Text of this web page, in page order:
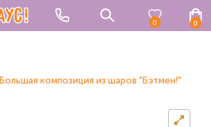
0 0
Большая композиция из шаров "Бэтмен!"